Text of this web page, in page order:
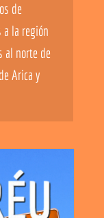
de
a la región
al norte de
Arica y